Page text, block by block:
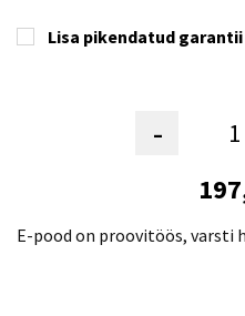
Lisa pikendatud
-
E-pood on proovitöös, varsti